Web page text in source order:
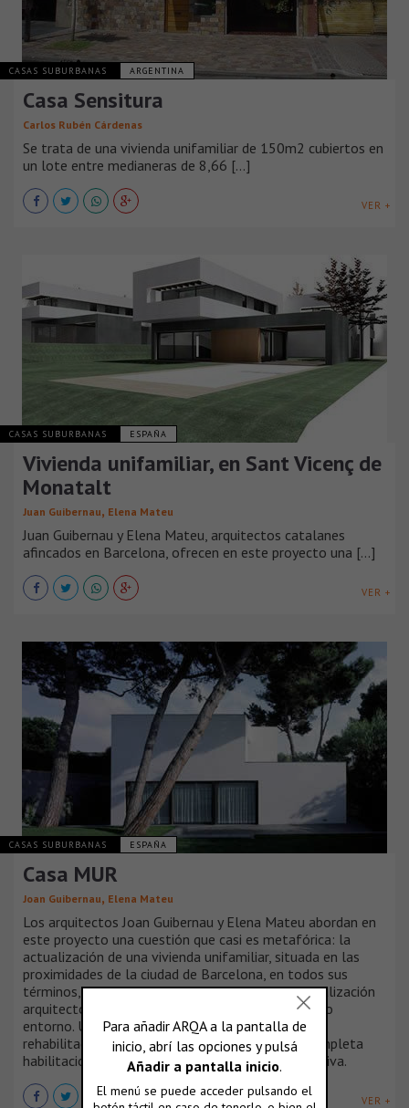
CASAS SUBURBANAS ARGENTINA
Casa Sensitura
Carlos Rubén Cárdenas
Se trata de una vivienda unifamiliar de 150m2 cubiertos en
un lote entre medianeras de 8,66 [...]
VER +
CASAS SUBURBANAS ESPAÑA
Vivienda unifamiliar, en Sant Vicenç de
Monatalt
Juan Guibernau, Elena Mateu
Juan Guibernau y Elena Mateu, arquitectos catalanes
afincados en Barcelona, ofrecen en este proyecto una [...]
VER +
CASAS SUBURBANAS ESPAÑA
Casa MUR
Joan Guibernau, Elena Mateu
Los arquitectos Joan Guibernau y Elena Mateu abordan en
este proyecto una cuestión que casi es metafórica: la
actualización de una vivienda unifamiliar, situada en las
proximidades de la ciudad de Barcelona, en todos sus
términos, de programa, de instalaciones, de formalización
arquitectónica aparente y de relación con su propio
entorno. Un trabajo delicado, no de estilo ni de
rehabilitación sino -casi- todo lo contrario: de completa
habilitación. Una casa como sus dueños, en definitiva.
VER +